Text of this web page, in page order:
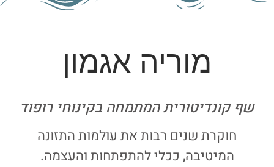
מוריה אגמון
שף קונדיטורית המתמחה בקינוחי רופוד
חוקרת שנים רבות את עולמות התזונה
המיטיבה, ככלי להתפתחות והעצמה.